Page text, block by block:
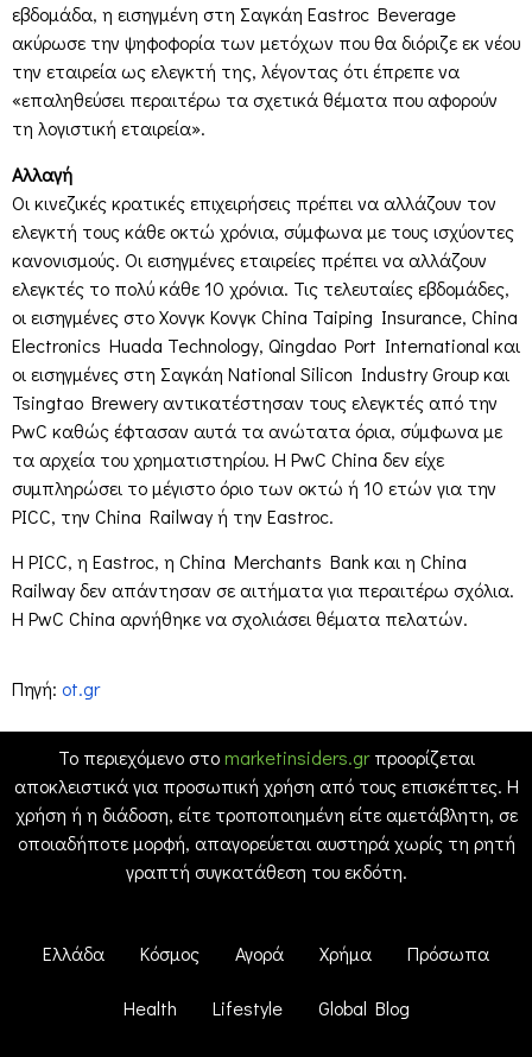
εβδομάδα, η εισηγμένη στη Σαγκάη Eastroc Beverage
ακύρωσε την ψηφοφορία των μετόχων που θα διόριζε εκ νέου
την εταιρεία ως ελεγκτή της, λέγοντας ότι έπρεπε να
«επαληθεύσει περαιτέρω τα σχετικά θέματα που αφορούν
τη λογιστική εταιρεία».
Αλλαγή
Οι κινεζικές κρατικές επιχειρήσεις πρέπει να αλλάζουν τον
ελεγκτή τους κάθε οκτώ χρόνια, σύμφωνα με τους ισχύοντες
κανονισμούς. Οι εισηγμένες εταιρείες πρέπει να αλλάζουν
ελεγκτές το πολύ κάθε 10 χρόνια. Τις τελευταίες εβδομάδες,
οι εισηγμένες στο Χονγκ Κονγκ China Taiping Insurance, China
Electronics Huada Technology, Qingdao Port International και
οι εισηγμένες στη Σαγκάη National Silicon Industry Group και
Tsingtao Brewery αντικατέστησαν τους ελεγκτές από την
PwC καθώς έφτασαν αυτά τα ανώτατα όρια, σύμφωνα με
τα αρχεία του χρηματιστηρίου. Η PwC China δεν είχε
συμπληρώσει το μέγιστο όριο των οκτώ ή 10 ετών για την
PICC, την China Railway ή την Eastroc.
Η PICC, η Eastroc, η China Merchants Bank και η China
Railway δεν απάντησαν σε αιτήματα για περαιτέρω σχόλια.
Η PwC China αρνήθηκε να σχολιάσει θέματα πελατών.
Πηγή: ot.gr
Το περιεχόμενο στοmarketinsiders.grπροορίζεται
αποκλειστικά για προσωπική χρήση από τους επισκέπτες. Η
χρήση ή η διάδοση, είτε τροποποιημένη είτε αμετάβλητη, σε
οποιαδήποτε μορφή, απαγορεύεται αυστηρά χωρίς τη ρητή
γραπτή συγκατάθεση του εκδότη.
Ελλάδα Κόσμος Αγορά Χρήμα Πρόσωπα
Health Lifestyle Global Blog